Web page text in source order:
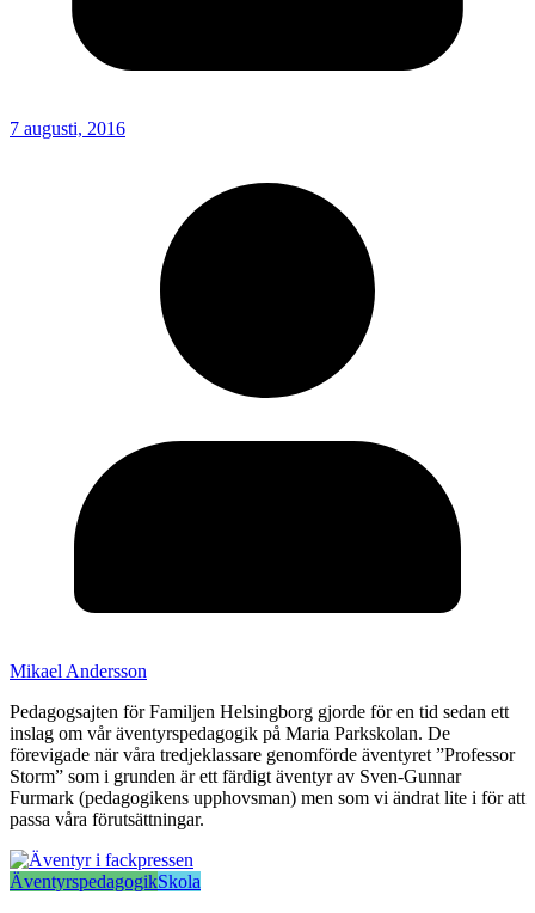
7 augusti, 2016
Mikael Andersson
Pedagogsajten för Familjen Helsingborg gjorde för en tid sedan ett
inslag om vår äventyrspedagogik på Maria Parkskolan. De
förevigade när våra tredjeklassare genomförde äventyret ”Professor
Storm” som i grunden är ett färdigt äventyr av Sven-Gunnar
Furmark (pedagogikens upphovsman) men som vi ändrat lite i för att
passa våra förutsättningar.
ÄventyrspedagogikSkola